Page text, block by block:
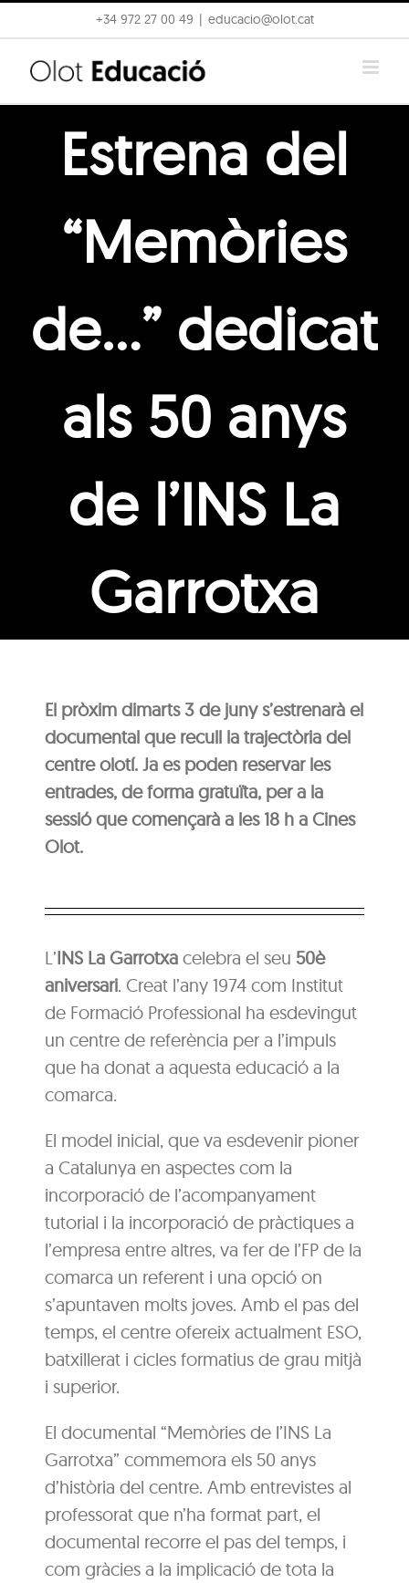
to
content
+34 972 27 00 49 educacio@olot.cat
Estrena del
“Memòries
de…” dedicat
als 50 anys
de l’INS La
Garrotxa
El pròxim dimarts 3 de juny s’estrenarà el
documental que recull la trajectòria del
centre olotí. Ja es poden reservar les
entrades, de forma gratuïta, per a la
sessió que començarà a les 18 h a Cines
Olot.
L’INS La Garrotxa celebra el seu 50è
aniversari. Creat l’any 1974 com Institut
de Formació Professional ha esdevingut
un centre de referència per a l’impuls
que ha donat a aquesta educació a la
comarca.
El model inicial, que va esdevenir pioner
a Catalunya en aspectes com la
incorporació de l’acompanyament
tutorial i la incorporació de pràctiques a
l’empresa entre altres, va fer de l’FP de la
comarca un referent i una opció on
s’apuntaven molts joves. Amb el pas del
temps, el centre ofereix actualment ESO,
batxillerat i cicles formatius de grau mitjà
i superior.
El documental “Memòries de l’INS La
Garrotxa” commemora els 50 anys
d’història del centre. Amb entrevistes al
professorat que n’ha format part, el
documental recorre el pas del temps, i
com gràcies a la implicació de tota la